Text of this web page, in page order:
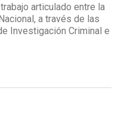
articulado entre la
a través de las
Investigación Criminal e